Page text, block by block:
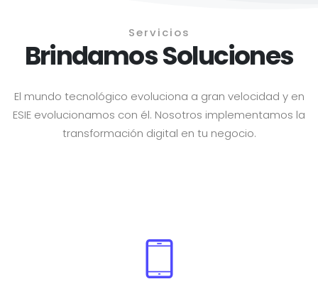
Servicios
Brindamos Soluciones
El mundo tecnológico evoluciona a gran velocidad y en
ESIE evolucionamos con él. Nosotros implementamos la
transformación digital en tu negocio.